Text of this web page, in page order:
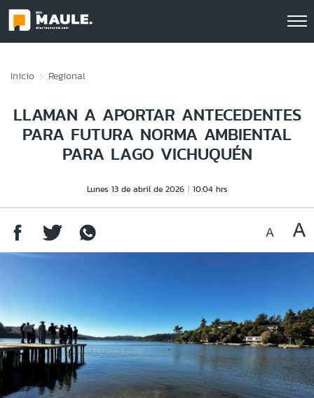
Inicio Regional
LLAMAN A APORTAR ANTECEDENTES
PARA FUTURA NORMA AMBIENTAL
PARA LAGO VICHUQUÉN
Lunes 13 de abril de 2026 10:04 hrs